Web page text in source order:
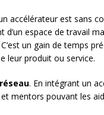
accélérateur est sans
d’un espace de travail
un gain de temps
leur produit ou service.
réseau. En intégrant un
et mentors pouvant les